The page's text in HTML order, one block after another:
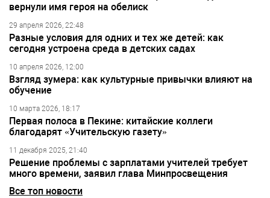
вернули имя героя на обелиск
29 апреля 2026, 22:48
Разные условия для одних и тех же детей: как
сегодня устроена среда в детских садах
10 апреля 2026, 12:00
Взгляд зумера: как культурные привычки влияют на
обучение
10 марта 2026, 18:17
Первая полоса в Пекине: китайские коллеги
благодарят «Учительскую газету»
11 декабря 2025, 21:40
Решение проблемы с зарплатами учителей требует
много времени, заявил глава Минпросвещения
Все топ новости